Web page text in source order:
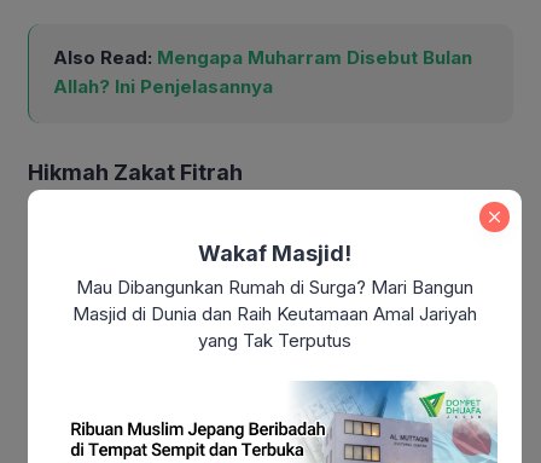
Also Read: Mengapa Muharram Disebut Bulan
Allah? Ini Penjelasannya
Hikmah Zakat Fitrah
Zakat fitrah memiliki berbagai hikmah yang sangat
mulia, di antaranya:
Menyucikan jiwa dan menyempurnakan ibadah
puasa Ramadan
Also Read:
Puasa Tasua dan Puasa Asyura:
Keutamaan, Sejarah, dan Hikmah di Bulan
Wakaf Masjid!
Mau Dibangunkan Rumah di Surga? Mari Bangun
Masjid di Dunia dan Raih Keutamaan Amal Jariyah
yang Tak Terputus